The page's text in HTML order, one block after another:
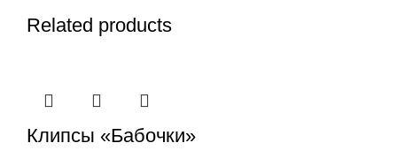
Related products
Клипсы «Бабочки»